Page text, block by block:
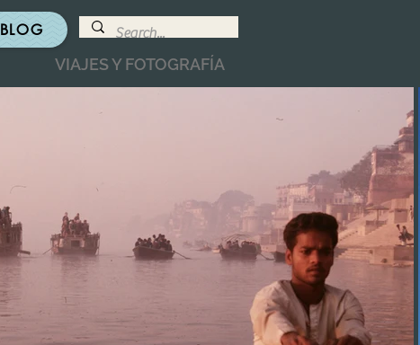
VIAJES Y FOTOGRAFÍA
BLOG